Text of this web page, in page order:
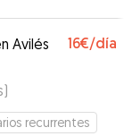
Avilés
16€/día
)
recurrentes